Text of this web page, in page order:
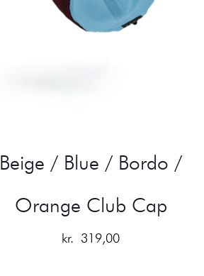
Beige / Blue / Bordo /
Orange Club Cap
kr. 319,00